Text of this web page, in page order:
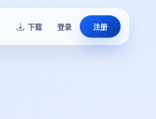
下载 登录 注册